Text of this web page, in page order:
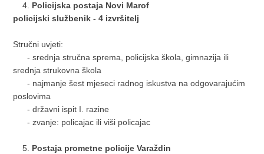
Policijska postaja Novi Marof
policijski službenik - 4 izvršitelj
Stručni uvjeti:
- srednja stručna sprema, policijska škola, gimnazija ili
srednja strukovna škola
- najmanje šest mjeseci radnog iskustva na odgovarajućim
poslovima
- državni ispit I. razine
- zvanje: policajac ili viši policajac
Postaja prometne policije Varaždin